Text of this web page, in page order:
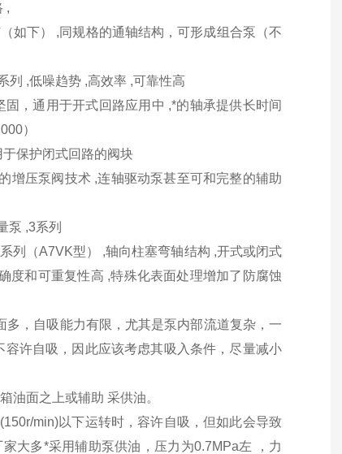
,
如下） ,同规格的通轴结构，可形成组合泵（不
,低噪趋势 ,高效率 ,可靠性高
，通用于开式回路应用中 ,*的轴承提供长时间
）
保护闭式回路的阀块
压泵阀技术 ,连轴驱动泵甚至可和完整的辅助
泵 ,3系列
（A7VK型） ,轴向柱塞弯轴结构 ,开式或闭式
度和可重复性高 ,特殊化表面处理增加了防腐蚀
，自吸能力有限，尤其是泵内部流道复杂，一
许自吸，因此应该考虑其吸入条件，尽量减小
油面之上或辅助 采供油。
min)以下运转时，容许自吸，但如此会导致
大多*采用辅助泵供油，压力为0.7MPa左 ，力